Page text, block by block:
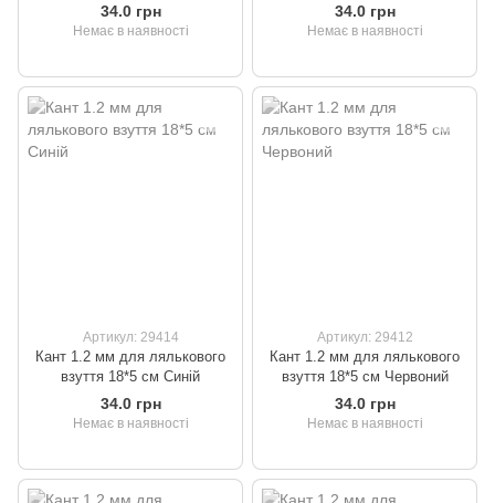
34.0 грн
Немає в наявності
34.0 грн
Немає в наявності
Артикул: 29414
Кант 1.2 мм для лялькового
взуття 18*5 см Синій
34.0 грн
Немає в наявності
Артикул: 29412
Кант 1.2 мм для лялькового
взуття 18*5 см Червоний
34.0 грн
Немає в наявності